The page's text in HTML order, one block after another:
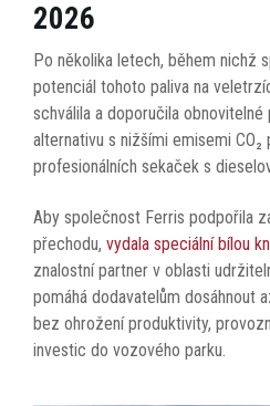
2026
Po několika letech, během nichž
potenciál tohoto paliva na
schválila a doporučila obnovitelné
alternativu s nižšími emisemi
profesionálních sekaček s
Aby společnost Ferris podpořila
přechodu, vydala speciální bílou
znalostní partner v oblasti
pomáhá dodavatelům dosáhnout
bez ohrožení produktivity,
investic do vozového parku.